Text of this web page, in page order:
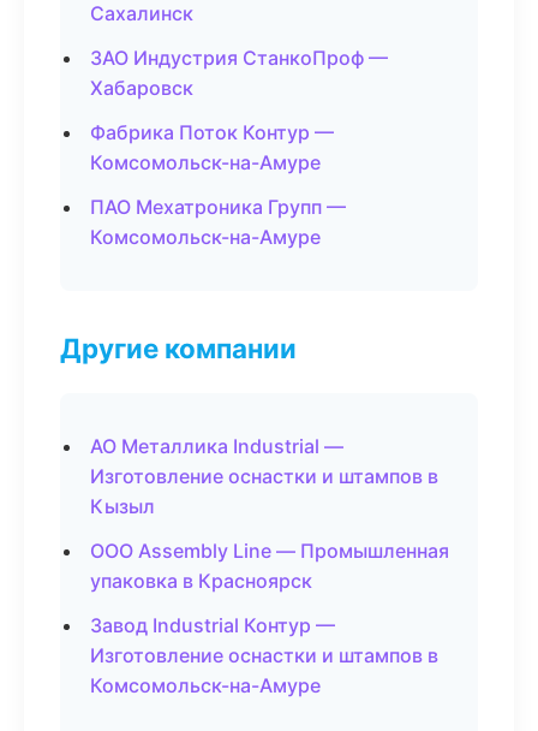
Сахалинск
ЗАО Индустрия СтанкоПроф —
Хабаровск
Фабрика Поток Контур —
Комсомольск-на-Амуре
ПАО Мехатроника Групп —
Комсомольск-на-Амуре
Другие компании
АО Металлика Industrial —
Изготовление оснастки и штампов в
Кызыл
ООО Assembly Line — Промышленная
упаковка в Красноярск
Завод Industrial Контур —
Изготовление оснастки и штампов в
Комсомольск-на-Амуре